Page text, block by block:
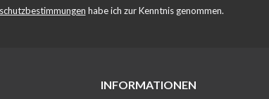
habe ich zur Kenntnis genommen.
INFORMATIONEN